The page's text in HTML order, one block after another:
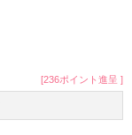
[236ポイント進呈 ]